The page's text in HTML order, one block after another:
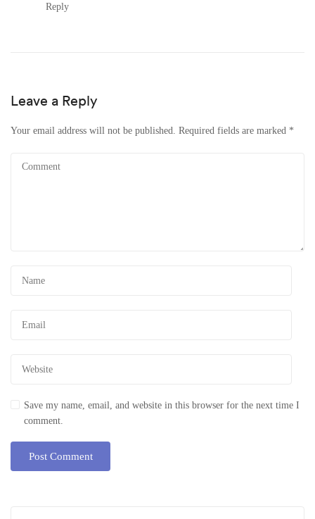
Reply
Leave a Reply
Your email address will not be published. Required fields are marked *
Save my name, email, and website in this browser for the next time I
comment.